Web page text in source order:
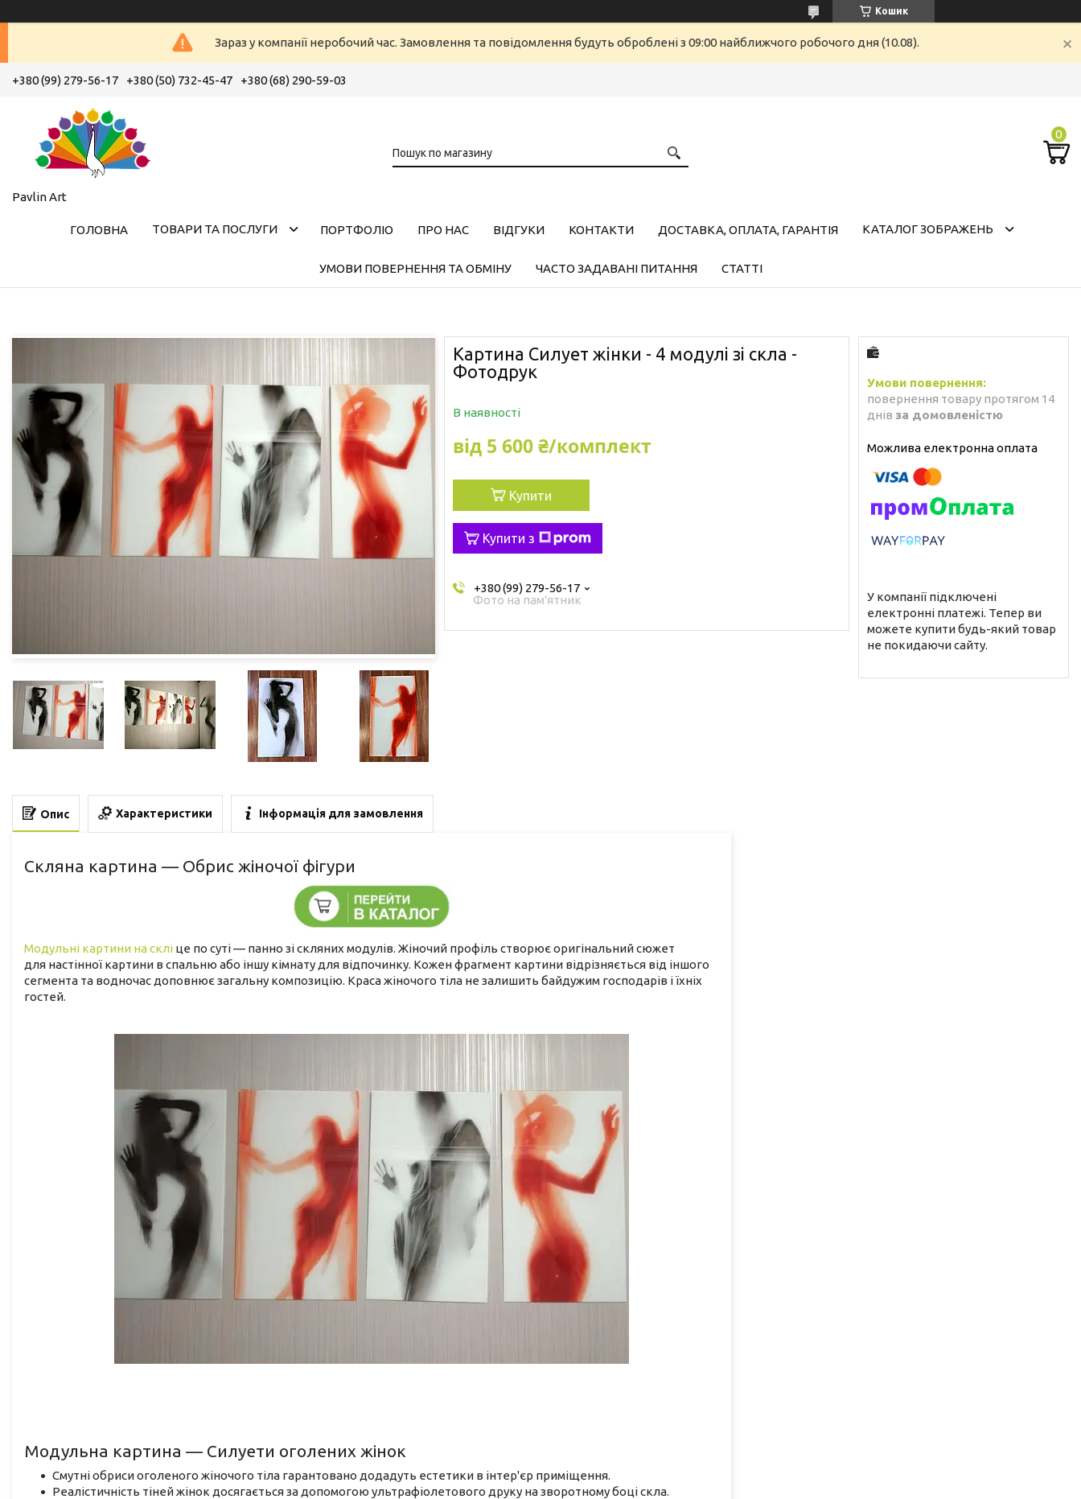
Кошик
Зараз у компанії неробочий час. Замовлення та повідомлення будуть оброблені з 09:00 найближчого робочого дня (10.08).
+380 (99) 279-56-17 +380 (50) 732-45-47 +380 (68) 290-59-03
Pavlin Art
ГОЛОВНА ТОВАРИ ТА ПОСЛУГИ ПОРТФОЛІО ПРО НАС ВІДГУКИ КОНТАКТИ ДОСТАВКА, ОПЛАТА, ГАРАНТІЯ КАТАЛОГ ЗОБРАЖЕНЬ
УМОВИ ПОВЕРНЕННЯ ТА ОБМІНУ ЧАСТО ЗАДАВАНІ ПИТАННЯ СТАТТІ
Картина Силует жінки - 4 модулі зі скла -
Фотодрук
В наявності
від 5 600 ₴/комплект
Купити
Купити з
+380 (99) 279-56-17
Фото на пам'ятник
повернення товару протягом 14
днів за домовленістю
У компанії підключені
електронні платежі. Тепер ви
можете купити будь-який товар
не покидаючи сайту.
Опис Характеристики Інформація для замовлення
Скляна картина — Обрис жіночої фігури
Модульні картини на склі це по суті — панно зі скляних модулів. Жіночий профіль створює оригінальний сюжет
для настінної картини в спальню або іншу кімнату для відпочинку. Кожен фрагмент картини відрізняється від іншого
сегмента та водночас доповнює загальну композицію. Краса жіночого тіла не залишить байдужим господарів і їхніх
гостей.
Модульна картина — Силуети оголених жінок
Смутні обриси оголеного жіночого тіла гарантовано додадуть естетики в інтер'єр приміщення.
Реалістичність тіней жінок досягається за допомогою ультрафіолетового друку на зворотному боці скла.